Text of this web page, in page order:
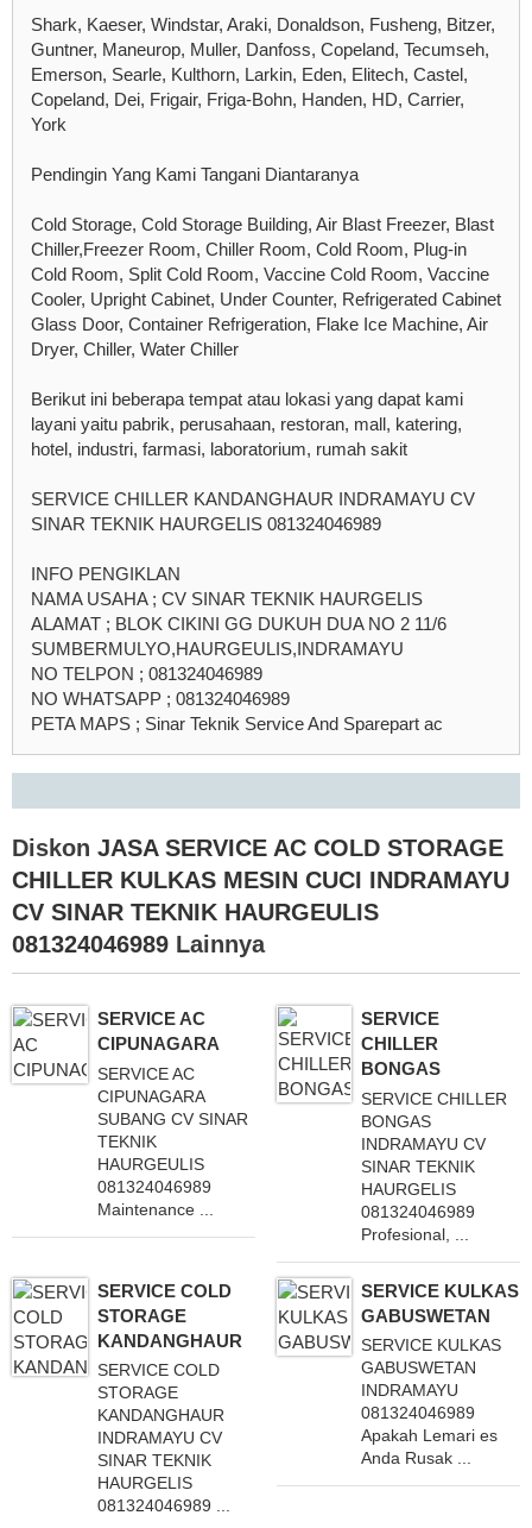
Shark, Kaeser, Windstar, Araki, Donaldson, Fusheng, Bitzer,
Guntner, Maneurop, Muller, Danfoss, Copeland, Tecumseh,
Emerson, Searle, Kulthorn, Larkin, Eden, Elitech, Castel,
Copeland, Dei, Frigair, Friga-Bohn, Handen, HD, Carrier,
York
Pendingin Yang Kami Tangani Diantaranya
Cold Storage, Cold Storage Building, Air Blast Freezer, Blast
Chiller,Freezer Room, Chiller Room, Cold Room, Plug-in
Cold Room, Split Cold Room, Vaccine Cold Room, Vaccine
Cooler, Upright Cabinet, Under Counter, Refrigerated Cabinet
Glass Door, Container Refrigeration, Flake Ice Machine, Air
Dryer, Chiller, Water Chiller
Berikut ini beberapa tempat atau lokasi yang dapat kami
layani yaitu pabrik, perusahaan, restoran, mall, katering,
hotel, industri, farmasi, laboratorium, rumah sakit
SERVICE CHILLER KANDANGHAUR INDRAMAYU CV
SINAR TEKNIK HAURGELIS 081324046989
INFO PENGIKLAN
NAMA USAHA ; CV SINAR TEKNIK HAURGELIS
ALAMAT ; BLOK CIKINI GG DUKUH DUA NO 2 11/6
SUMBERMULYO,HAURGEULIS,INDRAMAYU
NO TELPON ; 081324046989
NO WHATSAPP ; 081324046989
PETA MAPS ; Sinar Teknik Service And Sparepart ac
Diskon JASA SERVICE AC COLD STORAGE
CHILLER KULKAS MESIN CUCI INDRAMAYU
CV SINAR TEKNIK HAURGEULIS
081324046989 Lainnya
SERVICE AC
CIPUNAGARA
SERVICE AC
CIPUNAGARA
SUBANG CV SINAR
TEKNIK
HAURGEULIS
081324046989
Maintenance ...
SERVICE
CHILLER
BONGAS
SERVICE CHILLER
BONGAS
INDRAMAYU CV
SINAR TEKNIK
HAURGELIS
081324046989
Profesional, ...
SERVICE COLD
STORAGE
KANDANGHAUR
SERVICE COLD
STORAGE
KANDANGHAUR
INDRAMAYU CV
SINAR TEKNIK
HAURGELIS
081324046989 ...
SERVICE KULKAS
GABUSWETAN
SERVICE KULKAS
GABUSWETAN
INDRAMAYU
081324046989
Apakah Lemari es
Anda Rusak ...